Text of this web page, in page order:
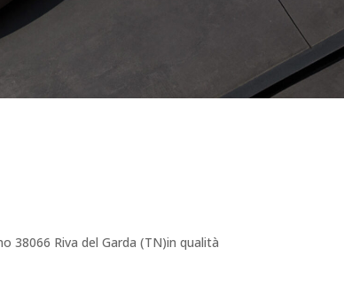
38066 Riva del Garda (TN)in qualità